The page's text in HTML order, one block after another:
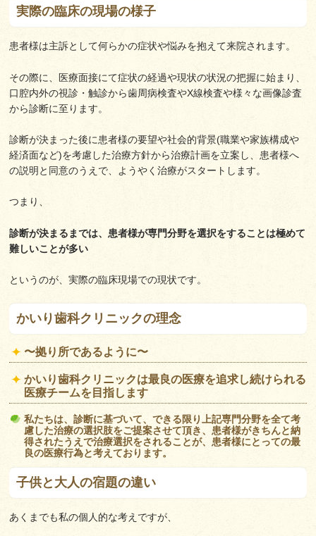
実際の臨床の現場の様子
患者様は主訴として何らかの症状や悩みを抱えて来院されます。
その際に、医療面接にて症状の経過や現状の状況の把握に始まり、
口腔内外の視診・触診から歯周病検査やX線検査や様々な画像診査
から診断に至ります。
診断が決まった後に患者様の要望や社会的背景(職業や家族構成や
経済面など)を考慮した治療方針から治療計画を立案し、患者様へ
の説明と同意のうえで、ようやく治療がスタートします。
つまり、
診断が決まるまでは、患者様が専門分野を選択をすることは極めて
難しいことが多い
というのが、実際の臨床現場での現状です。
かいり歯科クリニックの理念
〜拠り所であるように〜
かいり歯科クリニックは最良の医療を追求し続けられる
医療チームを目指します
私たちは、診断に基づいて、できる限り上記専門分野を全て考
慮した治療の選択肢をご提案させて頂き、患者様がきちんと納
得されたうえで治療選択をされることが、患者様にとっての最
良の医療行為と考えております。
子供と大人の宿題の違い
あくまでも私の個人的な考えですが、